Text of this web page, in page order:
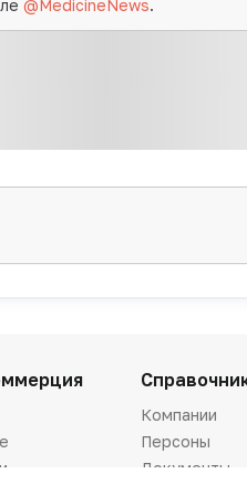
@MedicineNews.
Компании
Персоны
Документы